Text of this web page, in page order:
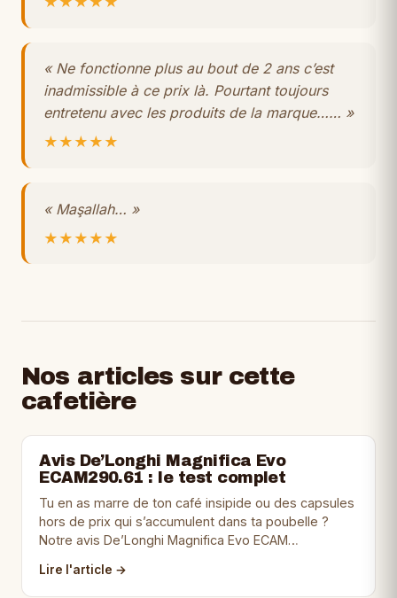
« Ne fonctionne plus au bout de 2 ans c’est
inadmissible à ce prix là. Pourtant toujours
entretenu avec les produits de la marque…… »
★★★★★
« Maşallah… »
★★★★★
Nos articles sur cette
cafetière
Avis De’Longhi Magnifica Evo
ECAM290.61 : le test complet
Tu en as marre de ton café insipide ou des capsules
hors de prix qui s’accumulent dans ta poubelle ?
Notre avis De’Longhi Magnifica Evo ECAM…
Lire l'article →